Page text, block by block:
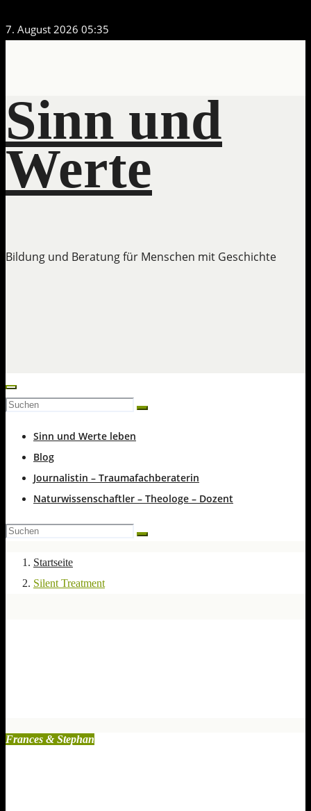
Zum
7. August 2026 05:35
Sinn und
Werte
Bildung und Beratung für Menschen mit Geschichte
Sinn und Werte leben
Blog
Journalistin – Traumafachberaterin
Naturwissenschaftler – Theologe – Dozent
Startseite
Silent Treatment
Frances & Stephan